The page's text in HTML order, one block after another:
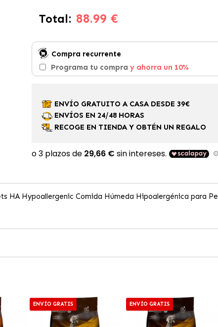
Total: 88.99 €
Compra recurrente
Programa tu compra y ahorra un 10%
ENVÍO GRATUITO A CASA DESDE 39€
ENVÍOS EN 24/48 HORAS
RECOGE EN TIENDA Y OBTÉN UN REGALO
HA Hypoallergenic Comida Húmeda Hipoalergénica para
ENVÍO GRATIS ENVÍO GRATIS